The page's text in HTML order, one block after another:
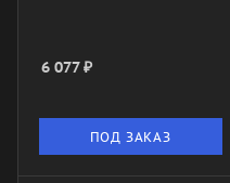
6 077₽
ПОД ЗАКАЗ